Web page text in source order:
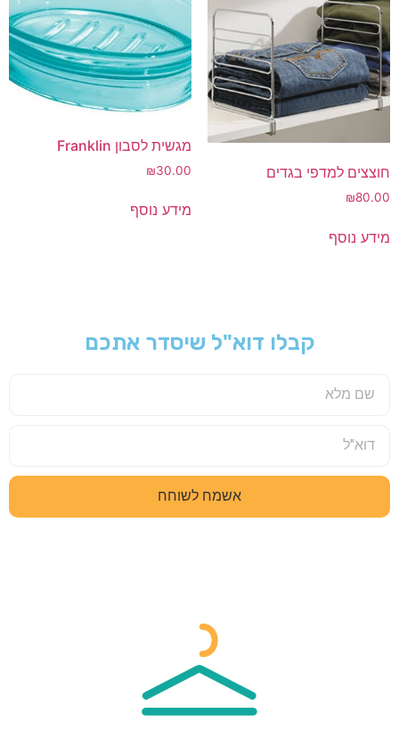
חוצצים למדפי בגדים
₪80.00
מידע נוסף
מגשית לסבון Franklin
₪30.00
מידע נוסף
קבלו דוא"ל שיסדר אתכם
אשמח לשוחח